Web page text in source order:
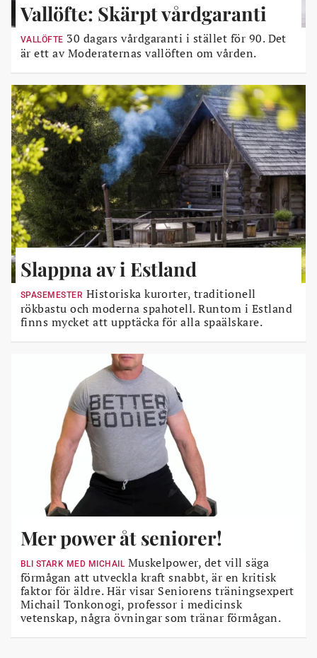
Vallöfte: Skärpt vårdgaranti
VALLÖFTE 30 dagars vårdgaranti i stället för 90. Det
är ett av Moderaternas vallöften om vården.
Slappna av i Estland
SPASEMESTER Historiska kurorter, traditionell
rökbastu och moderna spahotell. Runtom i Estland
finns mycket att upptäcka för alla spaälskare.
Mer power åt seniorer!
BLI STARK MED MICHAILMuskelpower, det vill säga
förmågan att utveckla kraft snabbt, är en kritisk
faktor för äldre. Här visar Seniorens träningsexpert
Michail Tonkonogi, professor i medicinsk
vetenskap, några övningar som tränar förmågan.